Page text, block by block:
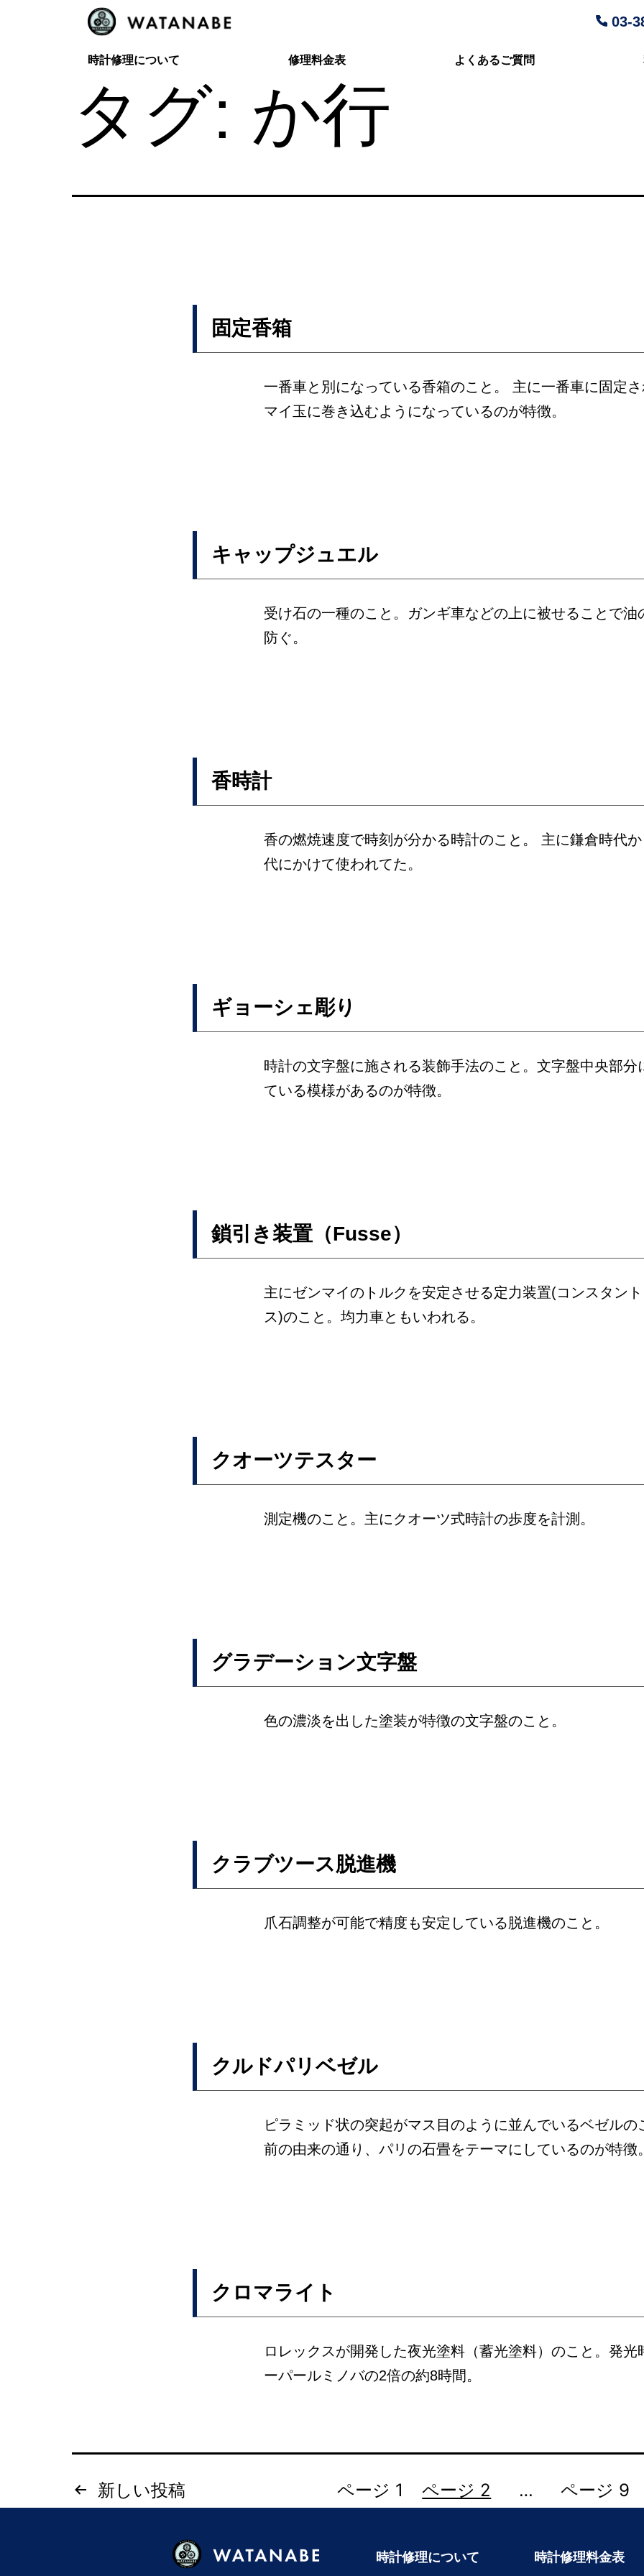
03-
時計修理について 修理料金表 よくあるご質問
タグ: か行
固定香箱
一番車と別になっている香箱のこと。 主に一番車に固定
マイ玉に巻き込むようになっているのが特徴。
キャップジュエル
受け石の一種のこと。ガンギ車などの上に被せることで油
防ぐ。
香時計
香の燃焼速度で時刻が分かる時計のこと。 主に鎌倉時代
代にかけて使われてた。
ギョーシェ彫り
時計の文字盤に施される装飾手法のこと。文字盤中央部分
ている模様があるのが特徴。
鎖引き装置（Fusse）
主にゼンマイのトルクを安定させる定力装置(コンスタン
ス)のこと。均力車ともいわれる。
クオーツテスター
測定機のこと。主にクオーツ式時計の歩度を計測。
グラデーション文字盤
色の濃淡を出した塗装が特徴の文字盤のこと。
クラブツース脱進機
爪石調整が可能で精度も安定している脱進機のこと。
クルドパリベゼル
ピラミッド状の突起がマス目のように並んでいるベゼルの
前の由来の通り、パリの石畳をテーマにしているのが特徴
クロマライト
ロレックスが開発した夜光塗料（蓄光塗料）のこと。発光
ーパールミノバの2倍の約8時間。
投新しい投稿 ページ 1 ページ 2 … ページ 9
時計修理について 時計修理料金表